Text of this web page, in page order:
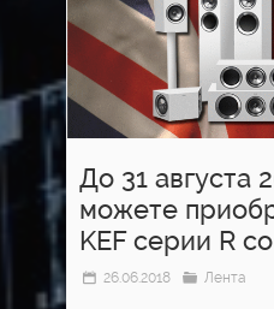
До 31 августа
можете
KEF серии R
26.06.2018 Лента